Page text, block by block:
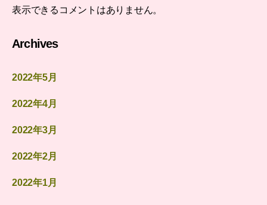
表示できるコメントはありません。
Archives
2022年5月
2022年4月
2022年3月
2022年2月
2022年1月